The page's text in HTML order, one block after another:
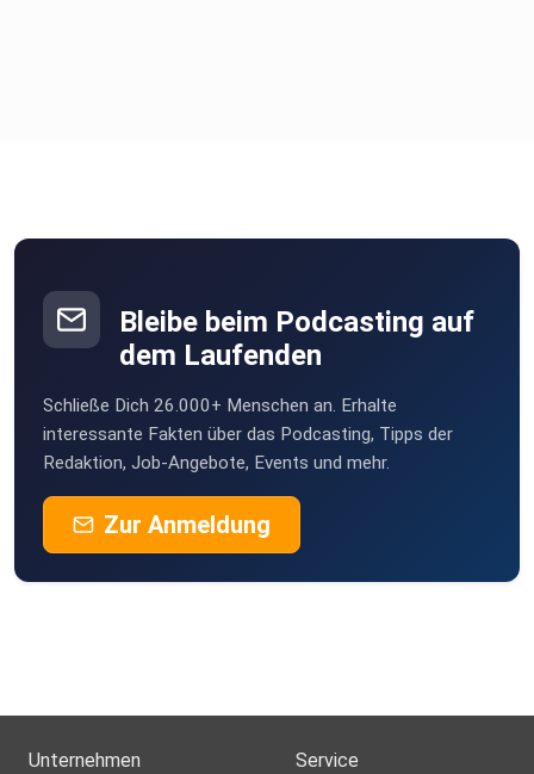
Bleibe beim Podcasting auf
dem Laufenden
Schließe Dich 26.000+ Menschen an. Erhalte
interessante Fakten über das Podcasting, Tipps der
Redaktion, Job-Angebote, Events und mehr.
Zur Anmeldung
Unternehmen Service